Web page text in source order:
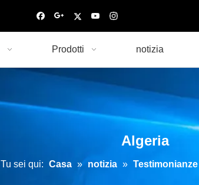
Prodotti notizia
Algeria
Tu sei qui: Casa » notizia » Testimonianze